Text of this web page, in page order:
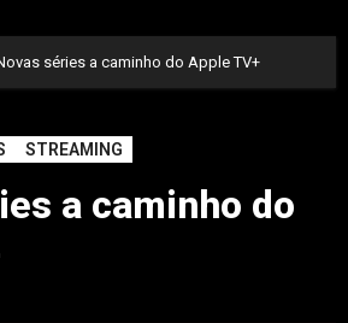
séries a caminho do Apple TV+
STREAMING
a caminho do